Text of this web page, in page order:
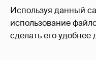
Используя данный
использование
сделать его удобнее